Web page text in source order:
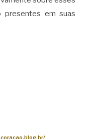
presentes em suas